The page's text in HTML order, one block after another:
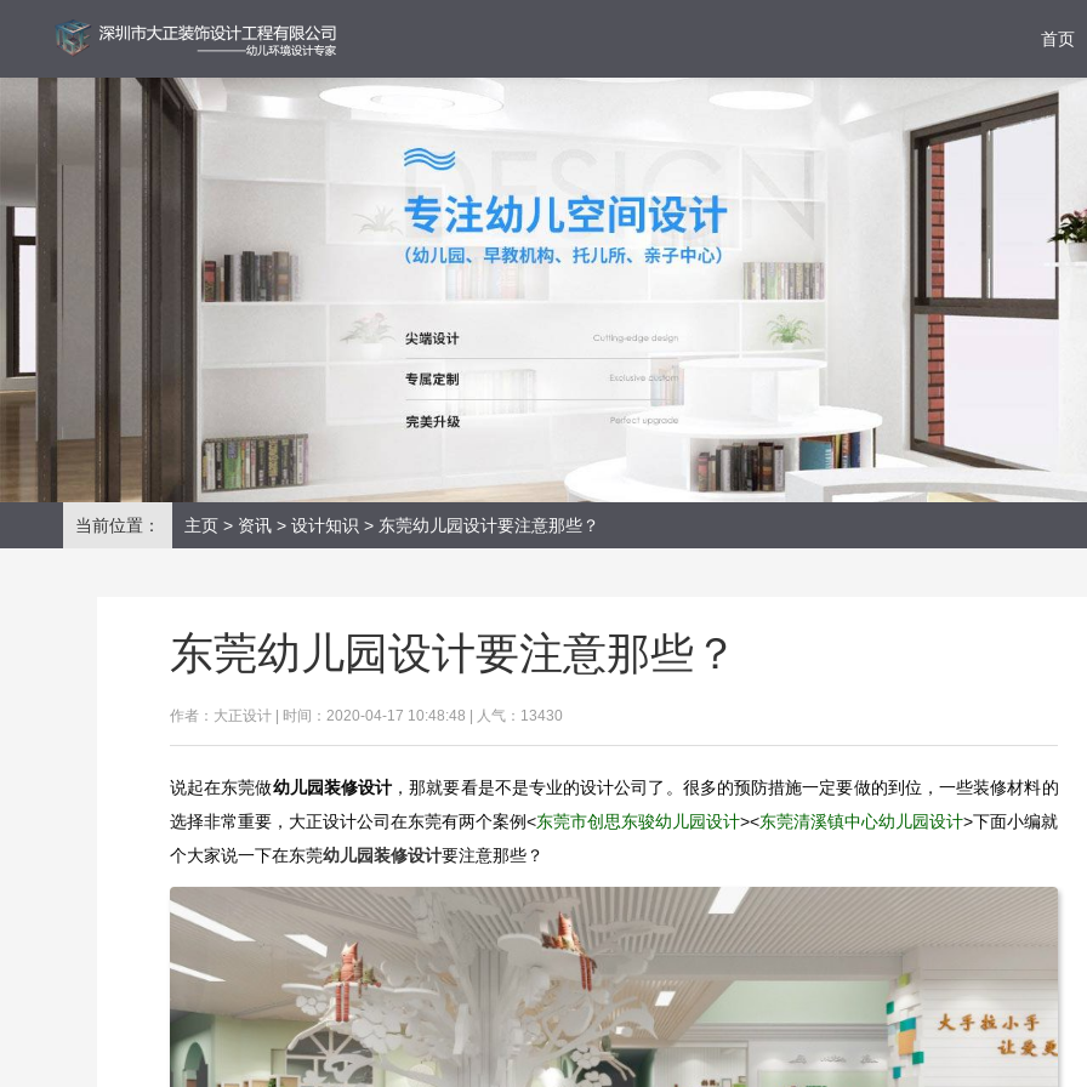
首页
当前位置： 主页 > 资讯 > 设计知识 > 东莞幼儿园设计要注意那些？
东莞幼儿园设计要注意那些？
作者：大正设计 | 时间：2020-04-17 10:48:48 | 人气：13430
说起在东莞做幼儿园装修设计 ，那就要看是不是专业的设计公司了。很多的预防措施一定要做的到位，一些装修材料的
选择非常重要，大正设计公司在东莞有两个案例<东莞市创思东骏幼儿园设计><东莞清溪镇中心幼儿园设计>下面小编就
个大家说一下在东莞幼儿园装修设计要注意那些？